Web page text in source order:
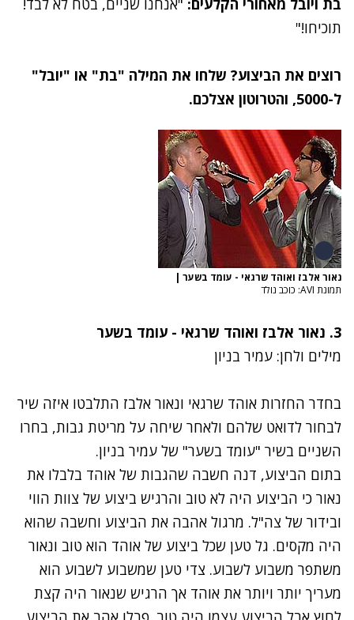
בת ויובל מאחורי הקלעים: "אנחנו שניים, בטח לא לבד!
תוכיחו!‬"
רוצים את הביצוע? שלחו את המילה "בת" או "יובל"
ל-5000, והטרוטון אצלכם.
נאור אלבז ואוהד שרגאי - עומד בשער |
תמונת AVI: כוכב נולד
3. נאור אלבז ואוהד שרגאי - עומד בשער
מילים ולחן: עמיר בניון
בחדר החזרות אוהד שרגאי ונאור אלבז התלבטו איזה שיר
לבחור לדואט שלהם ולאחר שיחה על מריטת גבות, בחרו
השניים בשיר "עומד בשער" של עמיר בניון.
בתום הביצוע, דנה חשבה שהגבות של אוהד בלבלו את
נאור כי הביצוע היה לא טוב והרגיש ביצוע של צוות הווי
ובידור של צה"ל. מרגול אהבה את הביצוע וחשבה שהוא
היה מקסים. גל טען שכל ביצוע של אוהד הוא טוב ונאור
משתפר משבוע לשבוע. צדי טען שמשבוע לשבוע הוא
מעריך יותר ויותר את אוהד אך הרגיש שנאור היה קצת